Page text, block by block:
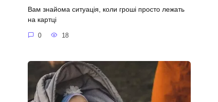
Вам знайома ситуація, коли гроші просто лежать
на картці
0 18